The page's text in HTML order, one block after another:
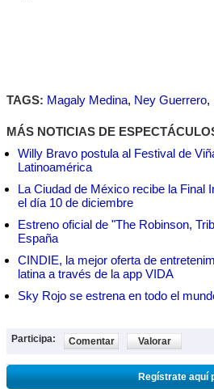
TAGS: Magaly Medina, Ney Guerrero,
MÁS NOTICIAS DE
Willy Bravo postula al Festival de
Latinoamérica
La Ciudad de México recibe la Final
el día 10 de diciembre
Estreno oficial de "The Robinson,
España
CINDIE, la mejor oferta de
latina a través de la app VIDA
Sky Rojo se estrena en todo el
Participa: Comentar Valorar
Regístrate aquí